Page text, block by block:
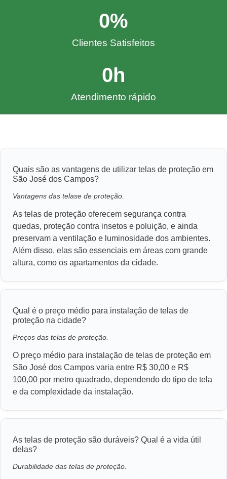
Clientes Satisfeitos
0%
Atendimento rápido
0h
Quais são as vantagens de utilizar telas de proteção em
São José dos Campos?
Vantagens das telase de proteção.
As telas de proteção oferecem segurança contra
quedas, proteção contra insetos e poluição, e ainda
preservam a ventilação e luminosidade dos ambientes.
Além disso, elas são essenciais em áreas com grande
altura, como os apartamentos da cidade.
Qual é o preço médio para instalação de telas de
proteção na cidade?
Preços das telas de proteção.
O preço médio para instalação de telas de proteção em
São José dos Campos varia entre R$ 30,00 e R$
100,00 por metro quadrado, dependendo do tipo de tela
e da complexidade da instalação.
As telas de proteção são duráveis? Qual é a vida útil
delas?
Durabilidade das telas de proteção.